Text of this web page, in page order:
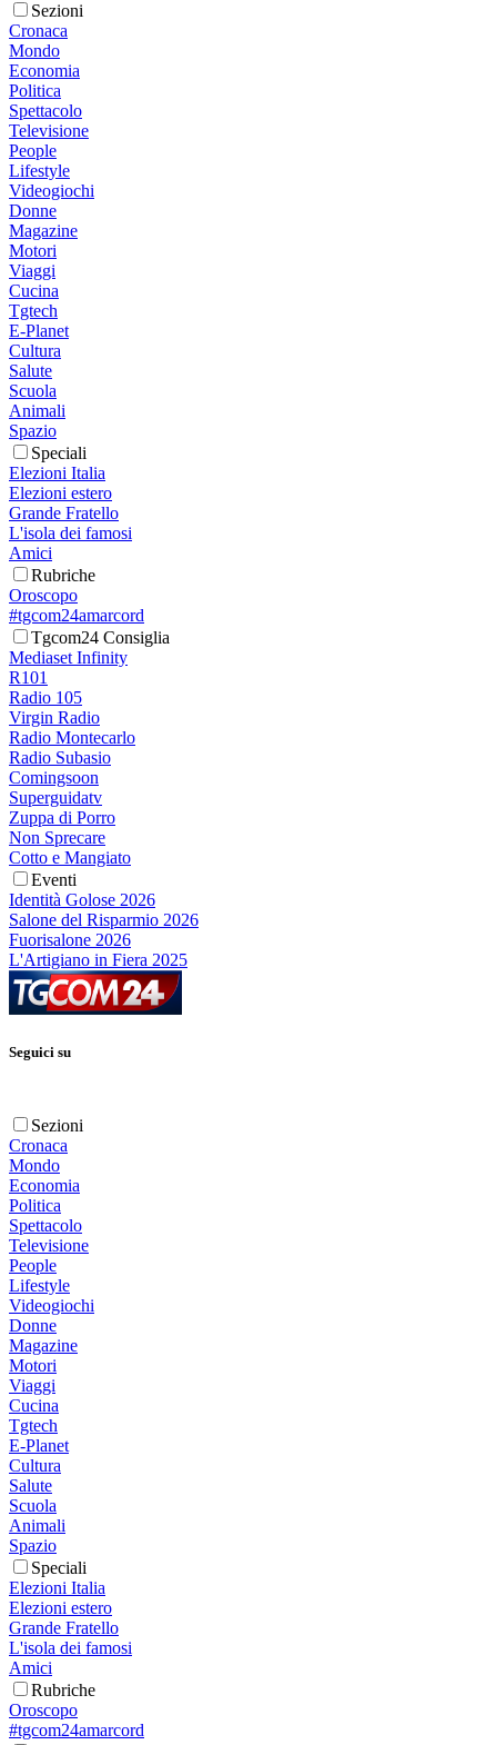
Sezioni
Cronaca
Mondo
Economia
Politica
Spettacolo
Televisione
People
Lifestyle
Videogiochi
Donne
Magazine
Motori
Viaggi
Cucina
Tgtech
E-Planet
Cultura
Salute
Scuola
Animali
Spazio
Speciali
Elezioni Italia
Elezioni estero
Grande Fratello
L'isola dei famosi
Amici
Rubriche
Oroscopo
#tgcom24amarcord
Tgcom24 Consiglia
Mediaset Infinity
R101
Radio 105
Virgin Radio
Radio Montecarlo
Radio Subasio
Comingsoon
Superguidatv
Zuppa di Porro
Non Sprecare
Cotto e Mangiato
Eventi
Identità Golose 2026
Salone del Risparmio 2026
Fuorisalone 2026
L'Artigiano in Fiera 2025
Seguici su
Sezioni
Cronaca
Mondo
Economia
Politica
Spettacolo
Televisione
People
Lifestyle
Videogiochi
Donne
Magazine
Motori
Viaggi
Cucina
Tgtech
E-Planet
Cultura
Salute
Scuola
Animali
Spazio
Speciali
Elezioni Italia
Elezioni estero
Grande Fratello
L'isola dei famosi
Amici
Rubriche
Oroscopo
#tgcom24amarcord